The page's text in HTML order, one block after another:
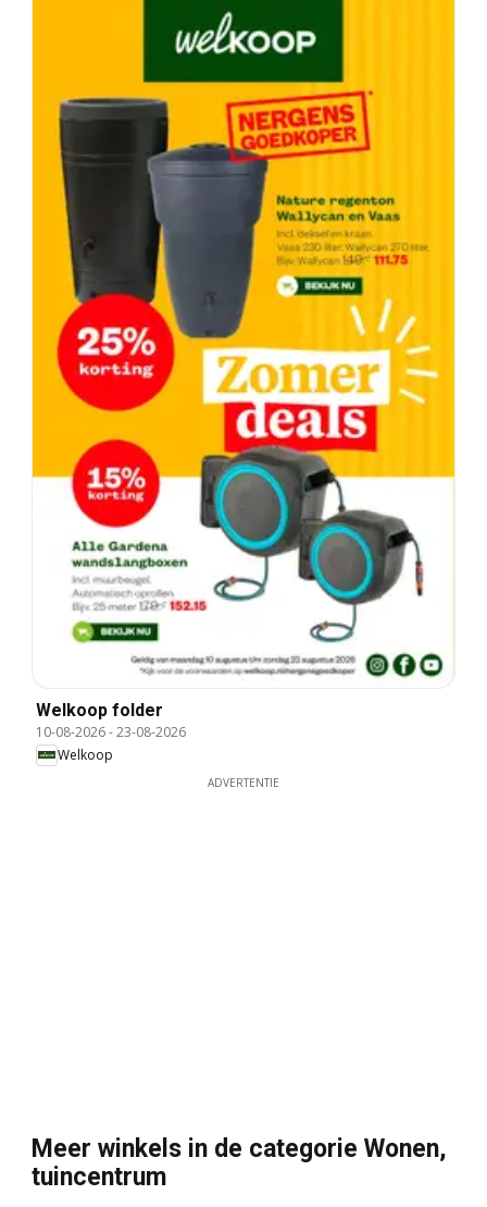
Welkoop folder
10-08-2026-23-08-2026
Welkoop
ADVERTENTIE
Meer winkels in de categorie Wonen,
tuincentrum